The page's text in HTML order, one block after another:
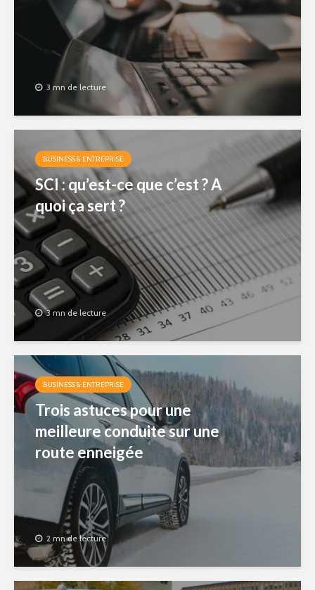
3 mn de lecture
BUSINESS & ENTREPRISE
SCI : qu’est-ce que c’est ? A
quoi ça sert ?
3 mn de lecture
BUSINESS & ENTREPRISE
Trois astuces pour une
meilleure conduite sur une
route enneigée
2 mn de lecture